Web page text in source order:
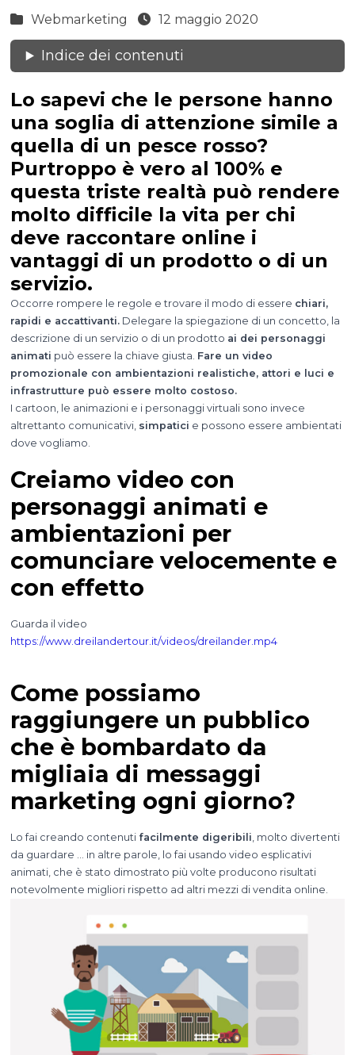
Webmarketing 12 maggio 2020
Indice dei contenuti
Lo sapevi che le persone hanno
una soglia di attenzione simile a
quella di un pesce rosso?
Purtroppo è vero al 100% e
questa triste realtà può rendere
molto difficile la vita per chi
deve raccontare online i
vantaggi di un prodotto o di un
servizio.
Occorre rompere le regole e trovare il modo di essere chiari,
rapidi e accattivanti.Delegare la spiegazione di un concetto, la
descrizione di un servizio o di un prodotto ai dei personaggi
animati può essere la chiave giusta. Fare un video
promozionale con ambientazioni realistiche, attori e luci e
infrastrutture può essere molto costoso.
I cartoon, le animazioni e i personaggi virtuali sono invece
altrettanto comunicativi, simpatici e possono essere ambientati
dove vogliamo.
Creiamo video con
personaggi animati e
ambientazioni per
comunciare velocemente e
con effetto
Guarda il video
https://www.dreilandertour.it/videos/dreilander.mp4
Come possiamo
raggiungere un pubblico
che è bombardato da
migliaia di messaggi
marketing ogni giorno?
Lo fai creando contenuti facilmente digeribili , molto divertenti
da guardare … in altre parole, lo fai usando video esplicativi
animati, che è stato dimostrato più volte producono risultati
notevolmente migliori rispetto ad altri mezzi di vendita online.